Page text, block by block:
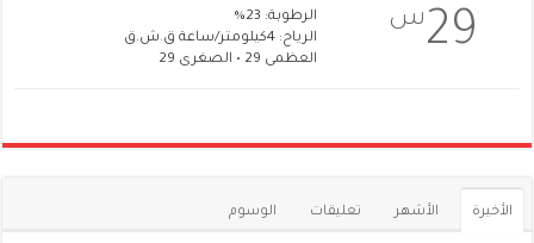
29س
الرطوبة: 23%
الرياح: 4كيلومتر/ساعة ق.ش.ق‎
العظمى 29 • الصغرى 29
الأخيرة الأشهر تعليقات الوسوم